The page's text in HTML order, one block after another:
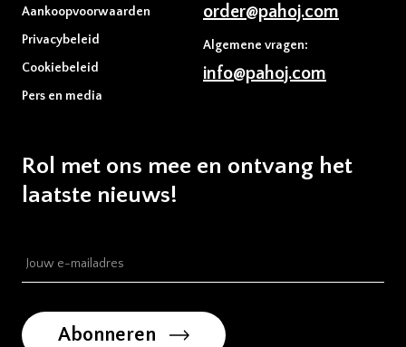
Aankoopvoorwaarden
Privacybeleid
Cookiebeleid
Pers en media
order@pahoj.com
Algemene vragen:
info@pahoj.com
Rol met ons mee en ontvang het
laatste nieuws!
Abonneren